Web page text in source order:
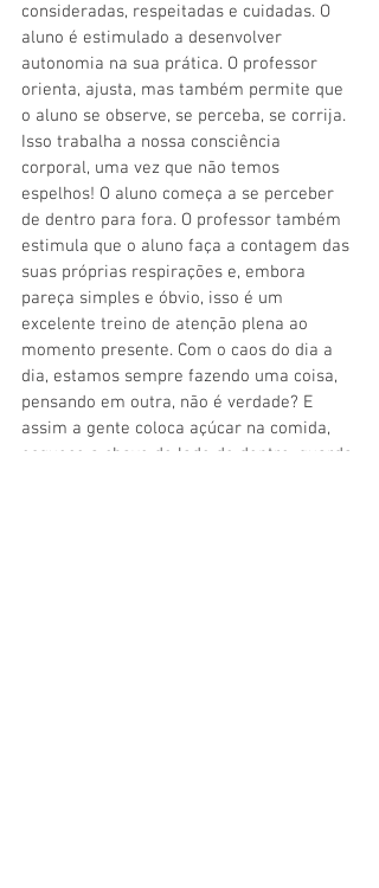
consideradas, respeitadas e cuidadas. O
aluno é estimulado a desenvolver
autonomia na sua prática. O professor
orienta, ajusta, mas também permite que
o aluno se observe, se perceba, se corrija.
Isso trabalha a nossa consciência
corporal, uma vez que não temos
espelhos! O aluno começa a se perceber
de dentro para fora. O professor também
estimula que o aluno faça a contagem das
suas próprias respirações e, embora
pareça simples e óbvio, isso é um
excelente treino de atenção plena ao
momento presente. Com o caos do dia a
dia, estamos sempre fazendo uma coisa,
pensando em outra, não é verdade? E
assim a gente coloca açúcar na comida,
esquece a chave do lado de dentro, guarda